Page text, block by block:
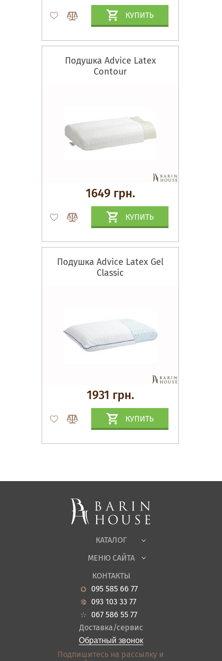
КУПИТЬ
Подушка Advice Latex
Contour
1649 грн.
КУПИТЬ
Подушка Advice Latex Gel
Classic
1931 грн.
КУПИТЬ
КАТАЛОГ
Спальни, Кровати
Корпусная мебель
Офисная мебель
Садовая мебель
Гостиная
Кухня
Прихожие
Ванная
Акции
МЕНЮ САЙТА
О нас
Новости
Гарантия
Кредит
Оплата и доставка
Отзывы
Контакты
КОНТАКТЫ
095 585 66 77
093 103 33 77
067 586 55 77
Доставка/сервис
Обратный звонок
Подпишитесь на рассылку и